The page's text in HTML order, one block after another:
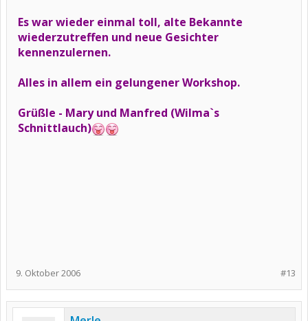
Es war wieder einmal toll, alte Bekannte
wiederzutreffen und neue Gesichter
kennenzulernen.
Alles in allem ein gelungener Workshop.
Grüßle - Mary und Manfred (Wilma`s
Schnittlauch)
#13
9. Oktober 2006